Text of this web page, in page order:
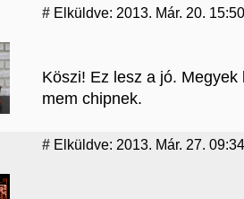
# Elküldve: 2013. Már. 20. 15:50
Köszi! Ez lesz a jó.
mem chipnek.
# Elküldve: 2013. Már. 27. 09:34